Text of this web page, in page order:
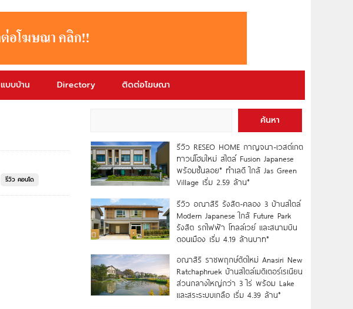
แบบบ้าน Directory ติดต่อโฆษณา
รีวิว คอนโด
ค้นหา
รีวิว RESEO HOME กาญจนา-เวสต์เกต
ทาวน์โฮมใหม่ สไตล์ Fusion Japanese
พร้อมชั้นลอย* ทำเลดี ใกล้ Jas Green
Village เริ่ม 2.59 ล้าน*
รีวิว อณาสิริ รังสิต-คลอง 3 บ้านสไตล์
Modern Japanese ใกล้ Future Park
รังสิต รถไฟฟ้า โทลล์เวย์ และสนามบิน
ดอนเมือง เริ่ม 4.19 ล้านบาท*
อณาสิริ ราชพฤกษ์ตัดใหม่ Anasiri New
Ratchaphruek บ้านสไตล์เมดิเตอร์เรเนียน
ส่วนกลางใหญ่กว่า 3 ไร่ พร้อม Lake
และสระระบบเกลือ เริ่ม 4.39 ล้าน*